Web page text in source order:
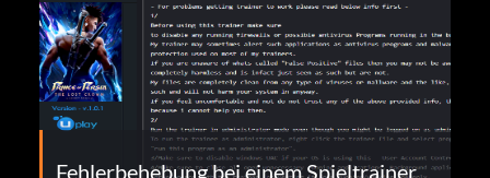
Fehlerbehebung bei einem Spieltrainer